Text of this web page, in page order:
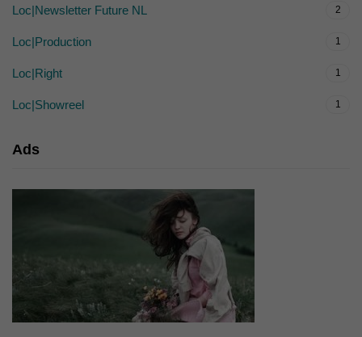
Loc|Newsletter Future NL 2
Loc|Production 1
Loc|Right 1
Loc|Showreel 1
Ads